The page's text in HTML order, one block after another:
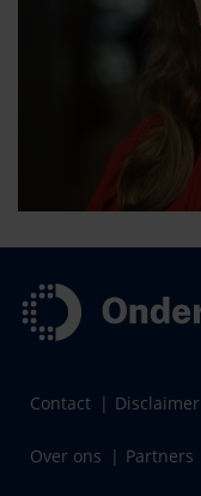
Contact Disclaimer
Over ons Partners